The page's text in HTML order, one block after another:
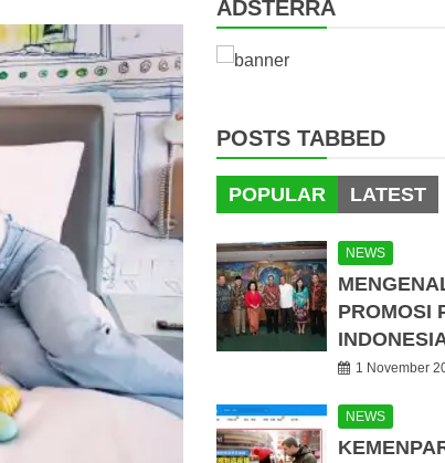
ADSTERRA
POSTS TABBED
POPULAR LATEST
NEWS
PROMOSI
1 November
NEWS